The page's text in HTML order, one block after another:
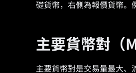
礎貨幣，右側為報價貨幣。
主要貨幣對（
主要貨幣對是交易量最大、